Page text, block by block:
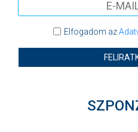
Elfogadom az